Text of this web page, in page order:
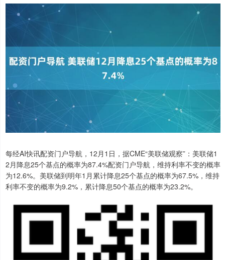
每经AI快讯配资门户导航，12月1日，据CME“美联储观察”：美联储1
2月降息25个基点的概率为87.4%配资门户导航，维持利率不变的概率
为12.6%。美联储到明年1月累计降息25个基点的概率为67.5%，维持
利率不变的概率为9.2%，累计降息50个基点的概率为23.2%。